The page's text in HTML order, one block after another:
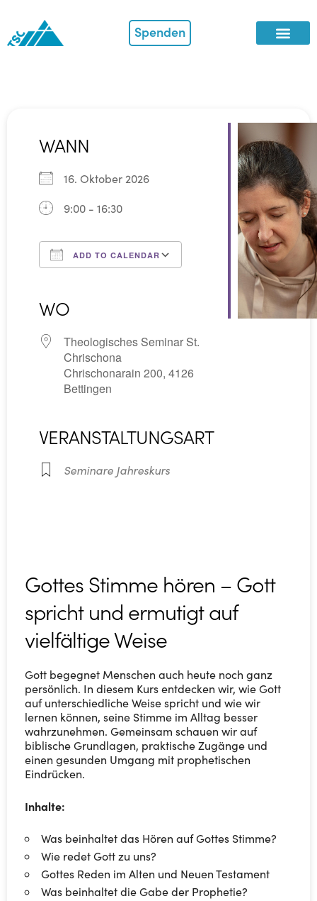
Spenden
WANN
16. Oktober 2026
9:00 - 16:30
ADD TO CALENDAR
Outlook Live
WO
Theologisches Seminar St.
Chrischona
Chrischonarain 200, 4126
Bettingen
VERANSTALTUNGSART
Seminare Jahreskurs
Gottes Stimme hören – Gott
spricht und ermutigt auf
vielfältige Weise
Gott begegnet Menschen auch heute noch ganz
persönlich. In diesem Kurs entdecken wir, wie Gott
auf unterschiedliche Weise spricht und wie wir
lernen können, seine Stimme im Alltag besser
wahrzunehmen. Gemeinsam schauen wir auf
biblische Grundlagen, praktische Zugänge und
einen gesunden Umgang mit prophetischen
Eindrücken.
Inhalte:
Was beinhaltet das Hören auf Gottes Stimme?
Wie redet Gott zu uns?
Gottes Reden im Alten und Neuen Testament
Was beinhaltet die Gabe der Prophetie?